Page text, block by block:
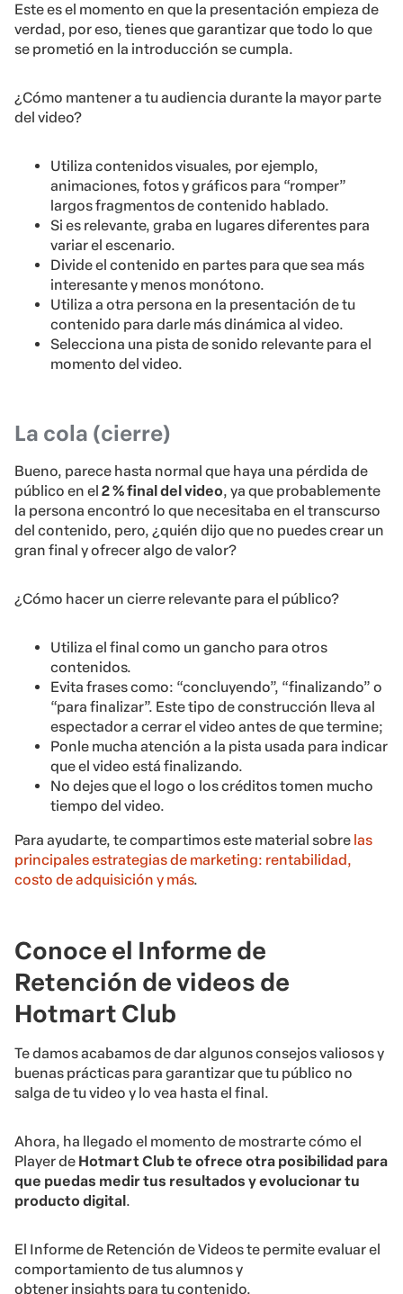
Este es el momento en que la presentación empieza de
verdad, por eso, tienes que garantizar que todo lo que
se prometió en la introducción se cumpla.
¿Cómo mantener a tu audiencia durante la mayor parte
del video?
Utiliza contenidos visuales, por ejemplo,
animaciones, fotos y gráficos para “romper”
largos fragmentos de contenido hablado.
Si es relevante, graba en lugares diferentes para
variar el escenario.
Divide el contenido en partes para que sea más
interesante y menos monótono.
Utiliza a otra persona en la presentación de tu
contenido para darle más dinámica al video.
Selecciona una pista de sonido relevante para el
momento del video.
La cola (cierre)
Bueno, parece hasta normal que haya una pérdida de
público en el 2 % final del video, ya que probablemente
la persona encontró lo que necesitaba en el transcurso
del contenido, pero, ¿quién dijo que no puedes crear un
gran final y ofrecer algo de valor?
¿Cómo hacer un cierre relevante para el público?
Utiliza el final como un gancho para otros
contenidos.
Evita frases como: “concluyendo”, “finalizando” o
“para finalizar”. Este tipo de construcción lleva al
espectador a cerrar el video antes de que termine;
Ponle mucha atención a la pista usada para indicar
que el video está finalizando.
No dejes que el logo o los créditos tomen mucho
tiempo del video.
Para ayudarte, te compartimos este material sobre las
principales estrategias de marketing: rentabilidad,
costo de adquisición y más.
Conoce el Informe de
Retención de videos de
Hotmart Club
Te damos acabamos de dar algunos consejos valiosos y
buenas prácticas para garantizar que tu público no
salga de tu video y lo vea hasta el final.
Ahora, ha llegado el momento de mostrarte cómo el
Player de Hotmart Club te ofrece otra posibilidad para
que puedas medir tus resultados y evolucionar tu
producto digital .
El Informe de Retención de Videos te permite evaluar el
comportamiento de tus alumnos y
obtener insights para tu contenido.